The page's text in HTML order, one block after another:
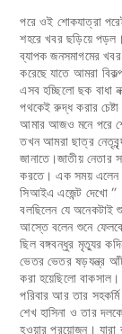
পরে ওই শোকযাত্রা
শহরে খবর ছড়িয়ে পড়ল।
ব্যাপক জনসমাগমের
করেছে যাতে আমরা
এসব হচ্ছিলো ছক বাধা
পথকেই রুদ্ধ করার
আমার আজও মনে পরে
তখন আমরা ছাত্র
জানাতে।জাতীয় নেতার
করতে। এক সময় এলেন
সিআইএ এজেন্ট দেখো ”
বলছিলেন যে অনেকটাই
আস্তে বলেন শুনে
ছিল বঙ্গবন্ধুর মৃত্যুর
ভেতর ভেতর ষড়যন্ত্র
করা হয়েছিলো
পরিবার আর তার
শেখ হাসিনা ও তার
হওয়ার প্রয়োজন। যারা